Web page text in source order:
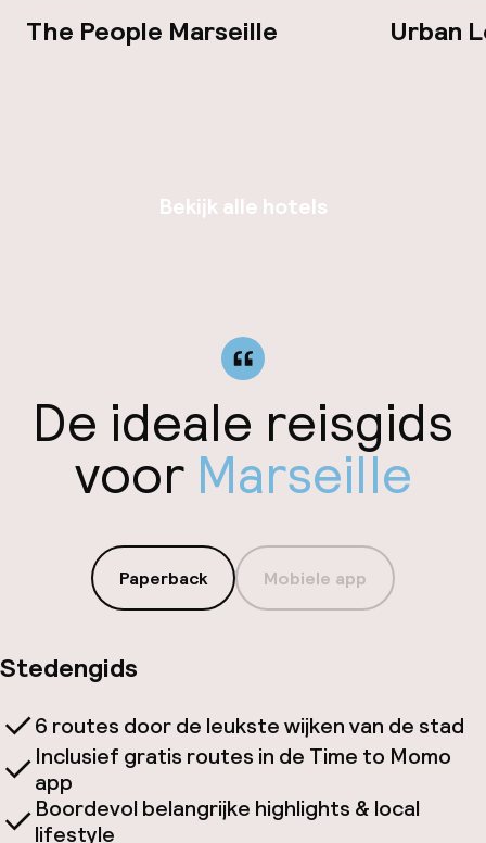
The People Marseille Urban
Bekijk alle hotels
De ideale reisgids
voor Marseille
Paperback Mobiele app
Stedengids
6 routes door de leukste wijken van de stad
Inclusief gratis routes in de Time to Momo
app
Boordevol belangrijke highlights & local
lifestyle